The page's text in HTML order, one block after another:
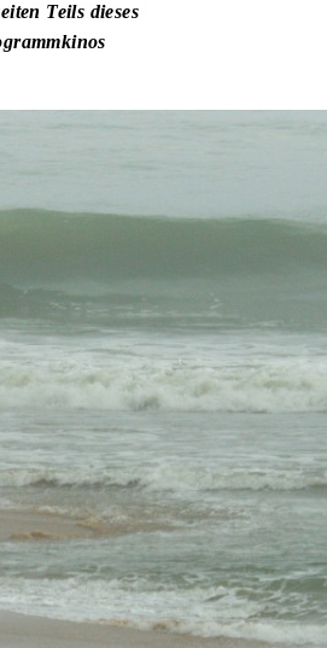
Teils dieses